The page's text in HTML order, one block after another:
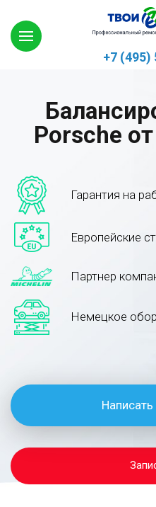
+7 (495)
Porsche
Гарантия на
Европейские
Партнер
Немецкое